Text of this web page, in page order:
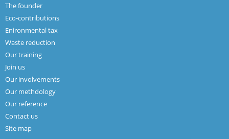
The founder
Eco-contributions
Enironmental tax
Waste reduction
Our training
Join us
Our involvements
Our methdology
Our reference
Contact us
Site map